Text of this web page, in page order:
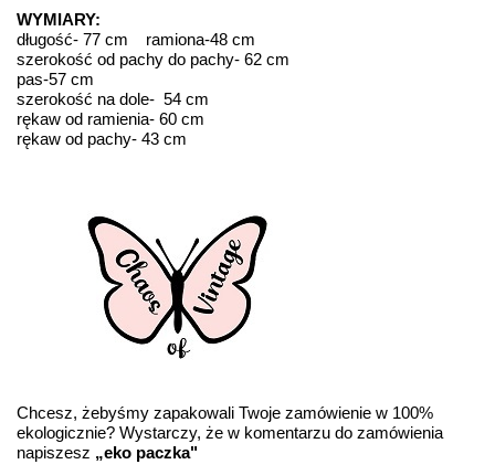
WYMIARY:
długość- 77 cm ramiona-48 cm
szerokość od pachy do pachy- 62 cm
pas-57 cm
szerokość na dole- 54 cm
rękaw od ramienia- 60 cm
rękaw od pachy- 43 cm
Chcesz, żebyśmy zapakowali Twoje zamówienie w 100%
ekologicznie? Wystarczy, że w komentarzu do zamówienia
napiszesz „eko paczka"